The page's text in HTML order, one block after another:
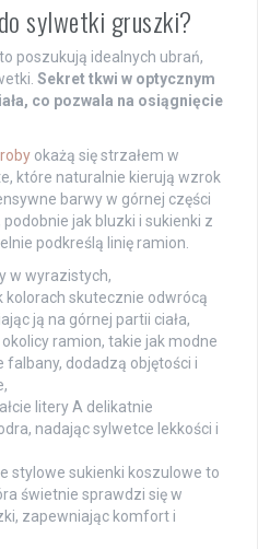
sylwetki gruszki?
poszukują idealnych ubrań,
Sekret tkwi w optycznym
co pozwala na osiągnięcie
okażą się strzałem w
które naturalnie kierują wzrok
barwy w górnej części
jak bluzki i sukienki z
podkreślą linię ramion.
w wyrazistych,
kolorach skutecznie odwrócą
ją na górnej partii ciała,
ramion, takie jak modne
dodadzą objętości i
litery A delikatnie
nadając sylwetce lekkości i
stylowe sukienki koszulowe to
świetnie sprawdzi się w
zapewniając komfort i